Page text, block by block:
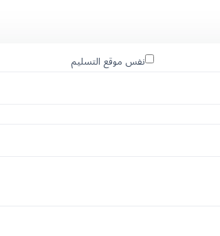
نفس موقع التسليم